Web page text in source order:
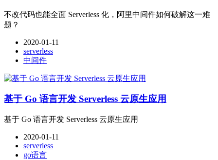
不改代码也能全面 Serverless 化，阿里中间件如何破解这一难
题？
2020-01-11
serverless
中间件
基于 Go 语言开发 Serverless 云原生应用
基于 Go 语言开发 Serverless 云原生应用
2020-01-11
serverless
go语言